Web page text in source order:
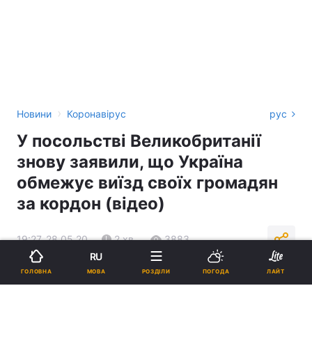
Новини › Коронавірус рус
У посольстві Великобританії
знову заявили, що Україна
обмежує виїзд своїх громадян
за кордон (відео)
19:27, 28.05.20 2 хв. 3883
Підпишіться на нас в Google
ГОЛОВНА
RU
МОВА РОЗДІЛИ ПОГОДА ЛАЙТ